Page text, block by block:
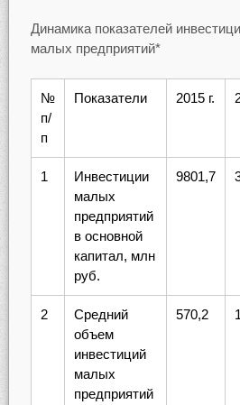
Динамика показателей
малых предприятий*
№
п/
п
Показатели 2015 г.
1
Инвестиции
малых
предприятий
в основной
капитал, млн
руб.
9801,7
2
Средний
объем
инвестиций
малых
предприятий
570,2